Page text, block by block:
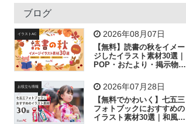
吹き出し
飛行機 グラフ ビル 魚 家族 書類
歩く 工場 会社 太陽 キラキラ
子供 作業員 葉 相談 ピクトグラム
ブログ
イラストAC 2026年08月07日
【無料】読書の秋をイメー
ジしたイラスト素材30選｜
POP・おたより・掲示物に
お役立ち情報 2026年07月28日
【無料でかわいく】七五三
フォトブックにおすすめの
イラスト素材30選｜和風の